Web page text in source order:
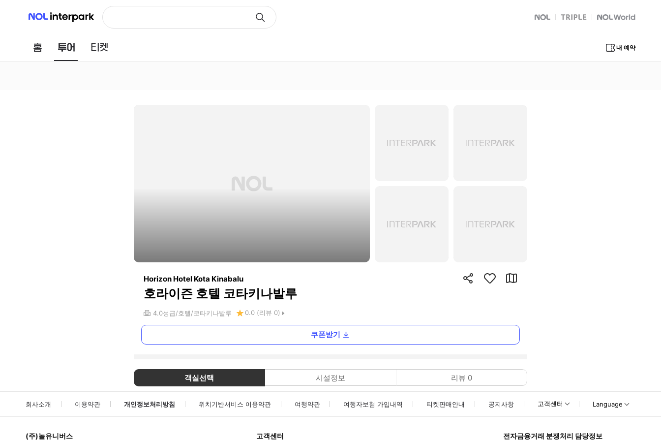
NOL 인터파크
NOL
트리플 Global Interpark
홈 투어 내 예약
Horizon Hotel Kota Kinabalu
호라이즌 호텔 코타키나발루
4.0성급 호텔 코타키나발루 0.0 (리뷰 0)
쿠폰받기
객실선택 시설정보 리뷰 0
회사소개 이용약관 개인정보처리방침 위치기반서비스 이용약관 여행약관 여행자보험 가입내역 티켓판매안내 공지사항 고객센터 Language
(주)놀유니버스 고객센터 전자금융거래 분쟁처리 담당정보